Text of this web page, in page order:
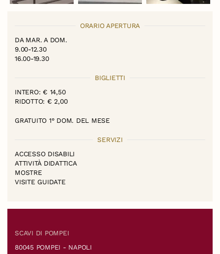
ORARIO APERTURA
DA MAR. A DOM.
9.00-12.30
16.00-19.30
BIGLIETTI
INTERO: € 14,50
RIDOTTO: € 2,00
GRATUITO 1° DOM. DEL MESE
SERVIZI
ACCESSO DISABILI
ATTIVITÀ DIDATTICA
MOSTRE
VISITE GUIDATE
SCAVI DI POMPEI
80045 POMPEI - NAPOLI